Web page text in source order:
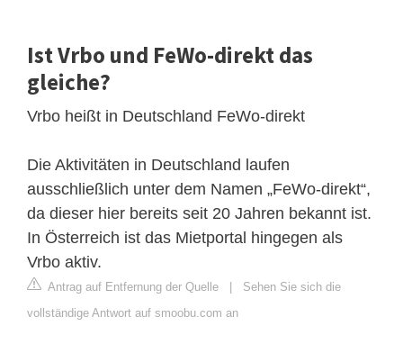
Ist Vrbo und FeWo-direkt das
gleiche?
Vrbo heißt in Deutschland FeWo-direkt
Die Aktivitäten in Deutschland laufen
ausschließlich unter dem Namen „FeWo-direkt“,
da dieser hier bereits seit 20 Jahren bekannt ist.
In Österreich ist das Mietportal hingegen als
Vrbo aktiv.
Antrag auf Entfernung der Quelle | Sehen Sie sich die
vollständige Antwort auf smoobu.com an